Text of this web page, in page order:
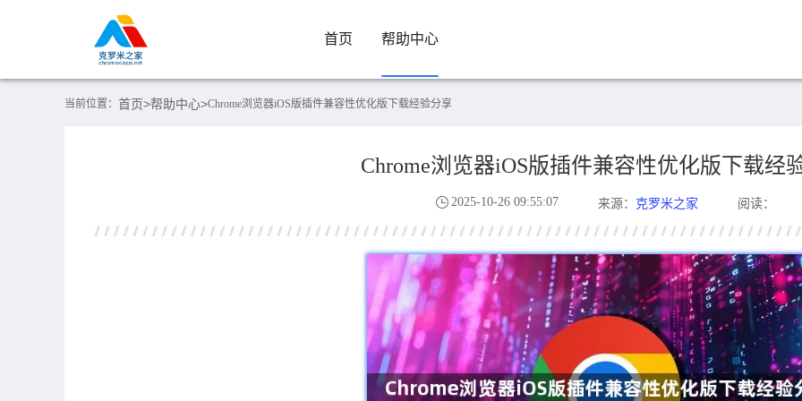
首页 帮助中心
当前位置： 首页>帮助中心>Chrome浏览器iOS版插件兼容性优化版下载经验分享
Chrome浏览器iOS版插件兼容性优化版下载经
2025-10-26 09:55:07 来源： 克罗米之家 阅读：